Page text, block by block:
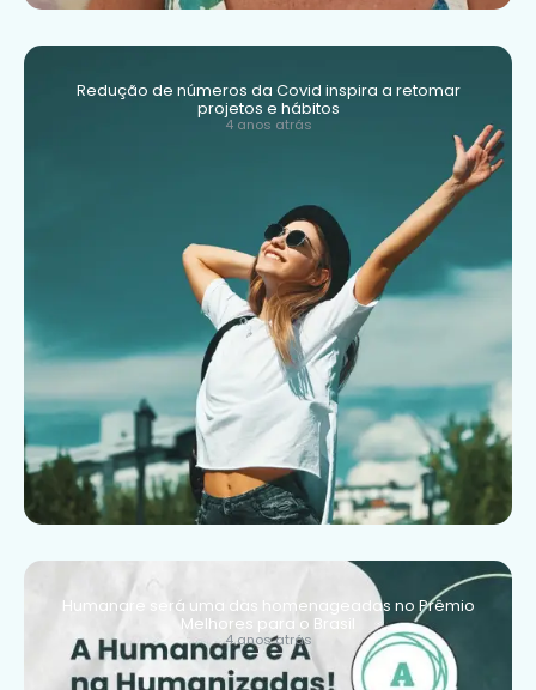
Redução de números da Covid inspira a retomar
projetos e hábitos
4 anos atrás
Humanare será uma das homenageadas no Prêmio
Melhores para o Brasil
4 anos atrás